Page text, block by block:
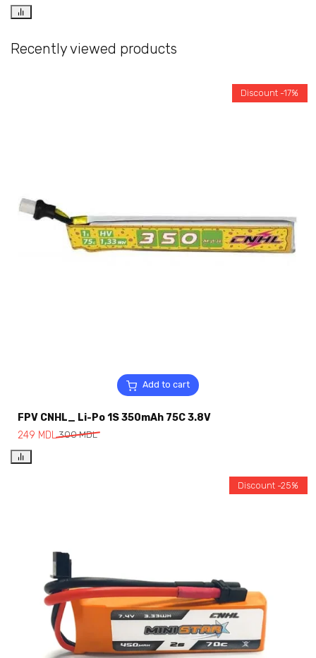
Recently viewed products
Add to cart
Discount -17%
FPV CNHL_ Li-Po 1S 350mAh 75C 3.8V
300MDL
249 MDL
Discount -25%